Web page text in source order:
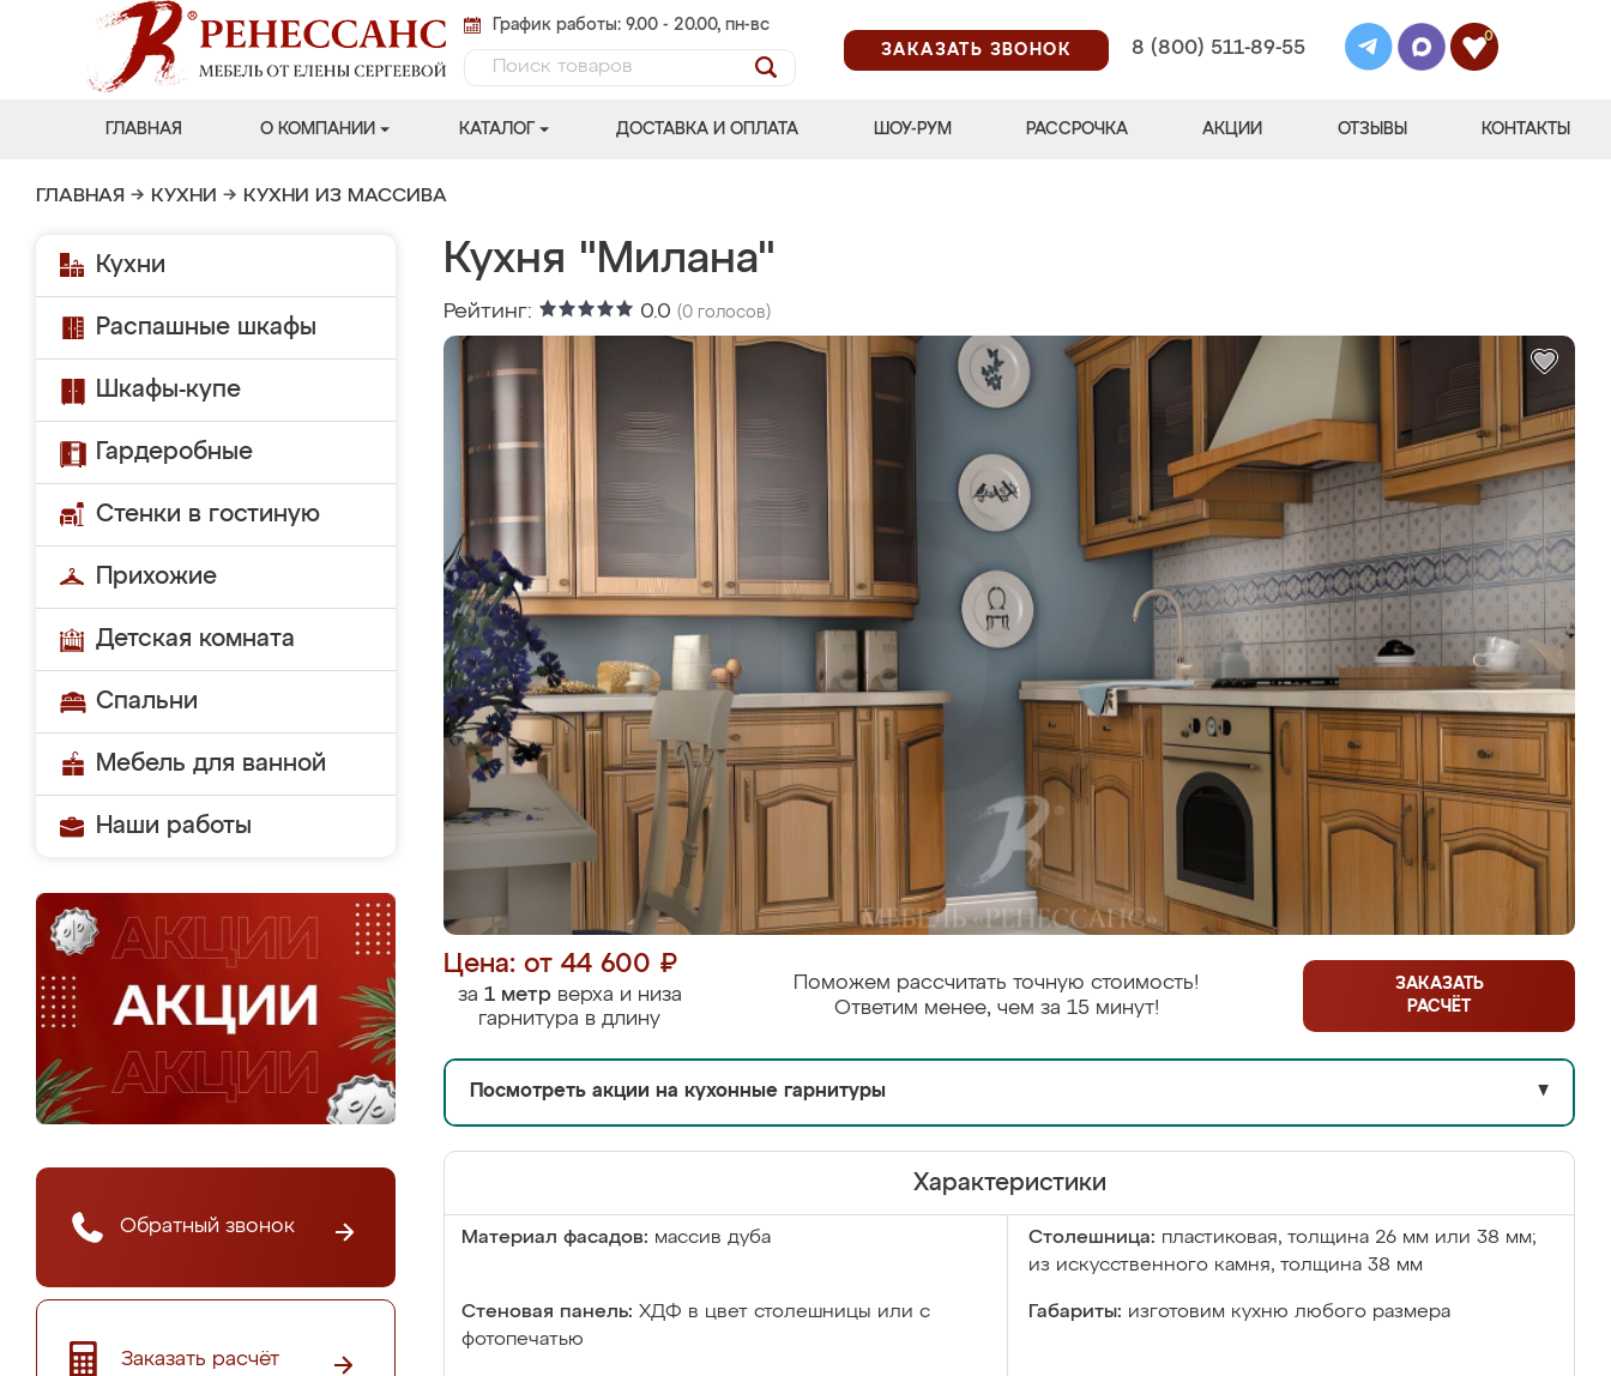
График работы: 9.00 - 20.00, пн-вс
ЗАКАЗАТЬ ЗВОНОК
8 (800) 511-89-55
0
ГЛАВНАЯ О КОМПАНИИ КАТАЛОГ ДОСТАВКА И ОПЛАТА ШОУ-РУМ РАССРОЧКА АКЦИИ ОТЗЫВЫ КОНТАКТЫ
ГЛАВНАЯ → КУХНИ → КУХНИ ИЗ МАССИВА
Кухни
Распашные шкафы
Шкафы-купе
Гардеробные
Стенки в гостиную
Прихожие
Детская комната
Спальни
Мебель для ванной
Наши работы
Обратный звонок
Заказать расчёт
Кухня "Милана"
Рейтинг: 0.0 (0 голосов)
Цена: от 44 600 ₽
за 1 метрверха и низа
гарнитура в длину
Поможем рассчитать точную стоимость!
Ответим менее, чем за 15 минут!
ЗАКАЗАТЬ
РАСЧЁТ
Посмотреть акции на кухонные гарнитуры ▼
Характеристики
Материал фасадов: массив дуба Столешница: пластиковая, толщина 26 мм или 38 мм;
из искусственного камня, толщина 38 мм
Стеновая панель: ХДФ в цвет столешницы или с
фотопечатью
Габариты: изготовим кухню любого размера